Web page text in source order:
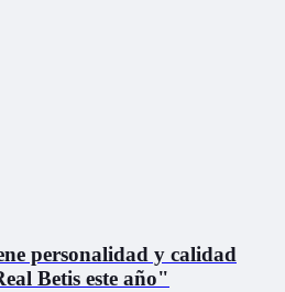
personalidad y calidad
Betis este año"